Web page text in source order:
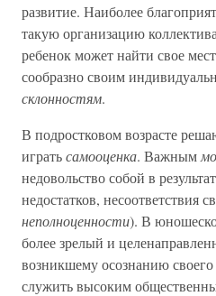
развитие. Наиболее
такую организацию
ребенок может найти свое
сообразно своим
склонностям.
В подростковом возрасте
игратьсамооценка. Важным
недовольство собой в
недостатков, несоответствия
неполноценности). В
более зрелый и
возникшему осознанию
служить высоким